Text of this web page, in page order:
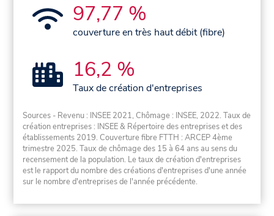
97,77 %
couverture en très haut débit (fibre)
16,2 %
Taux de création d'entreprises
Sources - Revenu : INSEE 2021, Chômage : INSEE, 2022. Taux de
création entreprises : INSEE & Répertoire des entreprises et des
établissements 2019. Couverture fibre FTTH : ARCEP 4ème
trimestre 2025. Taux de chômage des 15 à 64 ans au sens du
recensement de la population. Le taux de création d'entreprises
est le rapport du nombre des créations d'entreprises d'une année
sur le nombre d'entreprises de l'année précédente.